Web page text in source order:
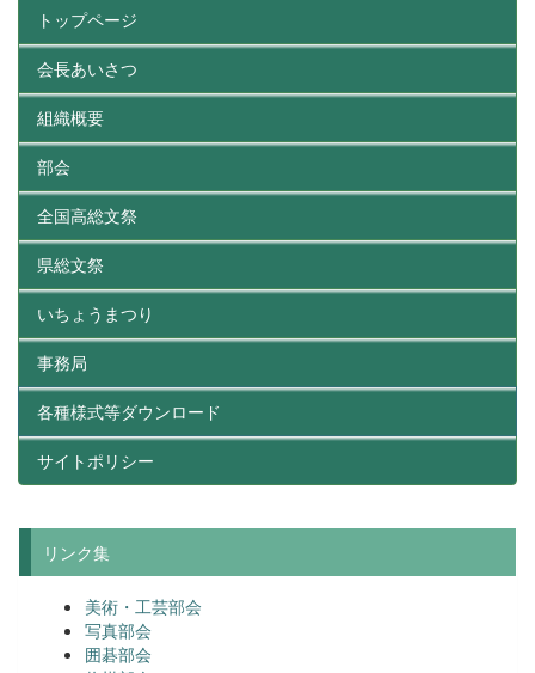
トップページ
会長あいさつ
組織概要
部会
全国高総文祭
県総文祭
いちょうまつり
事務局
各種様式等ダウンロード
サイトポリシー
リンク集
美術・工芸部会
写真部会
囲碁部会